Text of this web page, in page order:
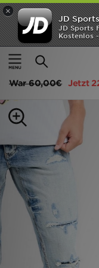
×
JD Sports
JD Sports
Kostenlos
Startseite
Herren
Supply & Demand
War60,00€ Jetzt
Startseite
ANGEBOTE
Herren
Damen
Kinder
Bestsellers
JD Exklusives